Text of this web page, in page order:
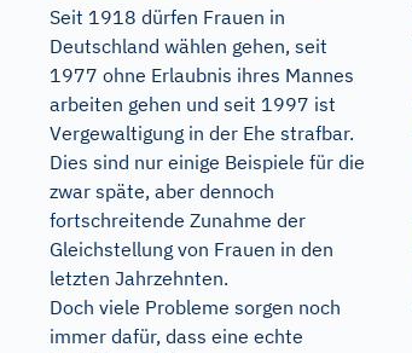
Seit 1918 dürfen Frauen in
Deutschland wählen gehen, seit
1977 ohne Erlaubnis ihres Mannes
arbeiten gehen und seit 1997 ist
Vergewaltigung in der Ehe strafbar.
Dies sind nur einige Beispiele für die
zwar späte, aber dennoch
fortschreitende Zunahme der
Gleichstellung von Frauen in den
letzten Jahrzehnten.
Doch viele Probleme sorgen noch
immer dafür, dass eine echte